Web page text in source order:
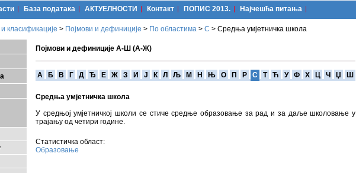
Базa података АКТУЕЛНОСТИ Контакт ПОПИС 2013. Најчешћa питања
класификације > Појмови и дефиниције > По областима > С > Средња умјетничка школа
Појмови и дефиниције А-Ш (А-Ж)
A Б В Г Д Ђ Е Ж З И Ј К Л Љ М Н Њ О П Р С Т Ћ У Ф Х Ц Ч Џ Ш
Средња умјетничка школа
У средњој умјетничкој школи се стиче средње образовање за рад и за даље школовање у
трајању од четири године.
Статистичка област:
Образовање